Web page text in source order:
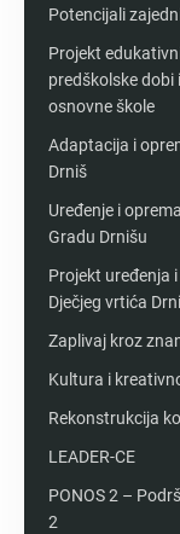
Potencijali
Projekt
predškolske dobi
osnovne škole
Adaptacija i
Drniš
Uređenje i
Gradu Drnišu
Projekt uređenja
Dječjeg vrtića
Zaplivaj kroz
Kultura i
Rekonstrukcija
LEADER-CE
PONOS 2 –
2